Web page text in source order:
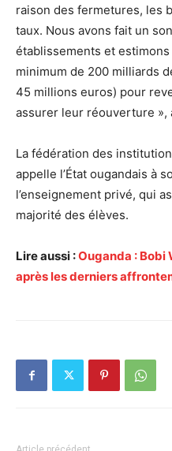
raison des fermetures, les
taux. Nous avons fait un
établissements et estimons
minimum de 200 milliards
45 millions euros) pour
assurer leur réouverture »,
La fédération des
appelle l’État ougandais à
l’enseignement privé, qui
majorité des élèves.
Lire aussi :Ouganda : Bobi
après les derniers